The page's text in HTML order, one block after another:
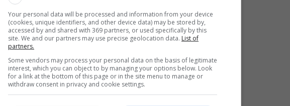
e zbatimit të legjislacionit në fuqi,
që nuk respektojnë masat e sigurisë, do të
ligjore përkatëse”, theksohet më tej.
institucionet kanë rikujtuar se siguria dhe
përgjegjësi e përbashkët dhe duhet të jenë
/Telegrafi/
Your personal data will be processed and information from your device
(cookies, unique identifiers, and other device data) may be stored by,
accessed by and shared with 369 partners, or used specifically by this
site. We and our partners may use precise geolocation data. List of
partners.
Some vendors may process your personal data on the basis of legitimate
interest, which you can object to by managing your options below. Look
for a link at the bottom of this page or in the site menu to manage or
withdraw consent in privacy and cookie settings.